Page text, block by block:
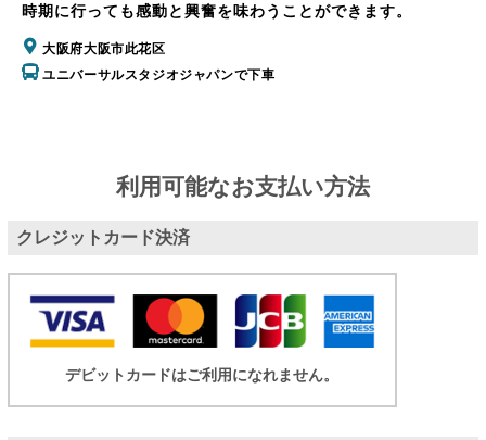
時期に行っても感動と興奮を味わうことができます。
大阪府大阪市此花区
ユニバーサルスタジオジャパンで下車
利用可能なお支払い方法
クレジットカード決済
デビットカードはご利用になれません。